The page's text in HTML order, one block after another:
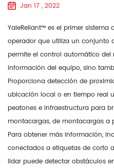
Jan 17 , 2022
YaleReliant™ es el primer
operador que utiliza un conjunto
permite el control automático
información del equipo, sino
Proporciona detección de
ubicación local o en tiempo real
peatones e infraestructura para
montacargas, de montacargas a
Para obtener más información,
conectados a etiquetas de corto
lidar puede detectar obstáculos